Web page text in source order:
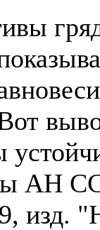
АН
изд.